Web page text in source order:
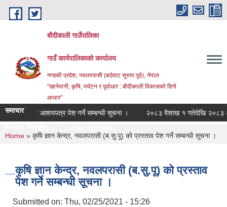
Skip to main content
बौदीकाली गाउँपालिका
गाउँ कार्यपालिकाको कार्यालय
गण्डकी प्रदेश, नवलपरासी (बर्दघाट सुस्ता पूर्व), नेपाल
"खानेपानी, कृषि, पर्यटन र पूर्वाधार : बौदीकाली विकासको दिगो
आधार"
समाचारलागि आशयपत्र पेश गर्ने सम्बन्धी सूचना ।
२०८३ वैशाख १ गतेदेखि २०८३
You are here
Home » कृषि ज्ञान केन्द्र, नवलपरासी (ब.सु.पू) को प्रस्ताव पेश गर्ने सम्बन्धी सूचना ।
कृषि ज्ञान केन्द्र, नवलपरासी (ब.सु.पू) को प्रस्ताव
पेश गर्ने सम्बन्धी सूचना ।
Submitted on: Thu, 02/25/2021 - 15:26